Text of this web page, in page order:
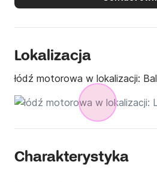
Lokalizacja
łódź motorowa w lokalizacji:
Charakterystyka